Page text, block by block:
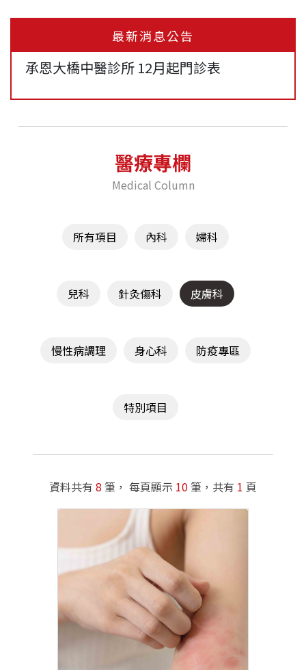
最新消息公告
✿ 冬季溫灸 ✿
承恩大橋中醫診所 12月起門診表
【清冠一號門診｜清冠一號哪裡買？】承恩
中醫持續為您提供清冠一號！
醫療專欄
Medical Column
所有項目 內科 婦科
兒科 針灸傷科 皮膚科
慢性病調理 身心科 防疫專區
特別項目
資料共有 8 筆， 每頁顯示 10筆，共有 1 頁